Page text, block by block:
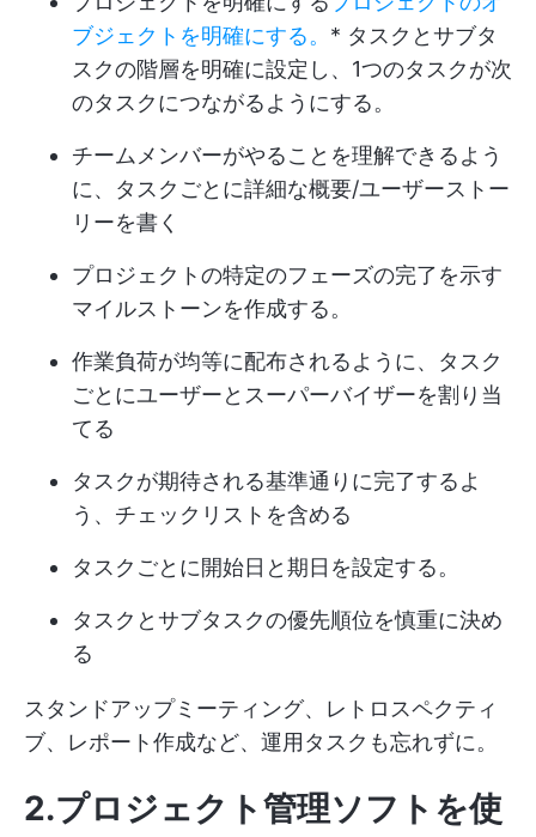
ブジェクトを明確にする。 * タスクとサブタ
スクの階層を明確に設定し、1つのタスクが次
のタスクにつながるようにする。
チームメンバーがやることを理解できるよう
に、タスクごとに詳細な概要/ユーザーストー
リーを書く
プロジェクトの特定のフェーズの完了を示す
マイルストーンを作成する。
作業負荷が均等に配布されるように、タスク
ごとにユーザーとスーパーバイザーを割り当
てる
タスクが期待される基準通りに完了するよ
う、チェックリストを含める
タスクごとに開始日と期日を設定する。
タスクとサブタスクの優先順位を慎重に決め
る
スタンドアップミーティング、レトロスペクティ
ブ、レポート作成など、運用タスクも忘れずに。
2.プロジェクト管理ソフトを使